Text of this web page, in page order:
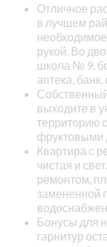
Отличное
в лучшем
рукой. Во
школа № 9,
аптека,
выходите в
территорию
фруктовыми
Квартира с
чистая и
ремонтом,
замененной
Бонусы для
гарнитур